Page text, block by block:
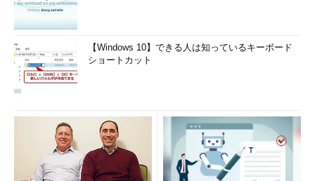
【Windows 10】できる人は知っているキーボード
ショートカット